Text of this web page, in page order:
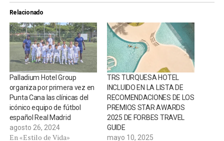
Relacionado
Palladium Hotel Group
organiza por primera vez en
Punta Cana las clínicas del
icónico equipo de fútbol
español Real Madrid
agosto 26, 2024
En «Estilo de Vida»
TRS TURQUESA HOTEL
INCLUIDO EN LA LISTA DE
RECOMENDACIONES DE LOS
PREMIOS STAR AWARDS
2025 DE FORBES TRAVEL
GUIDE
mayo 10, 2025